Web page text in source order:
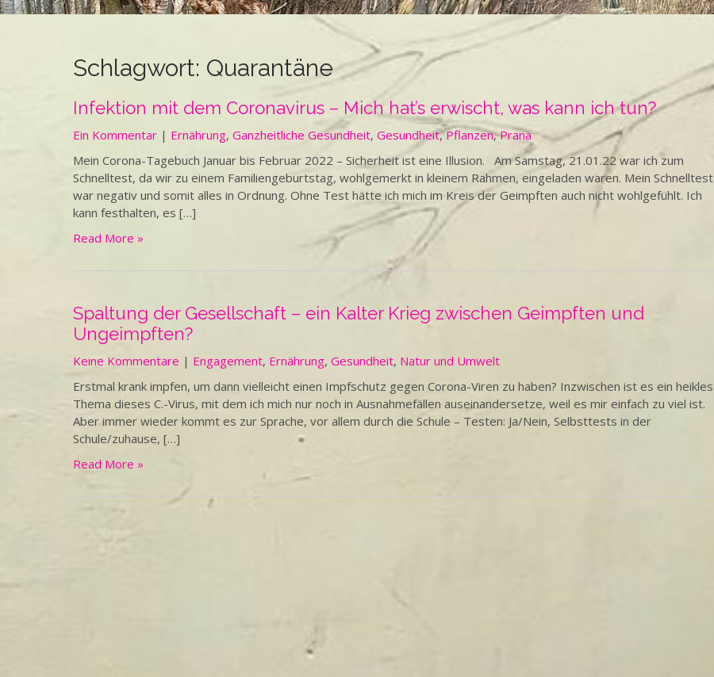
Schlagwort: Quarantäne
Infektion mit dem Coronavirus – Mich hat’s erwischt, was kann ich tun?
Ein Kommentar | Ernährung, Ganzheitliche Gesundheit, Gesundheit,Pflanzen,Prana
Mein Corona-Tagebuch Januar bis Februar 2022 – Sicherheit ist eine Illusion. Am Samstag, 21.01.22 war ich zum
Schnelltest, da wir zu einem Familiengeburtstag, wohlgemerkt in kleinem Rahmen, eingeladen waren. Mein Schnelltest
war negativ und somit alles in Ordnung. Ohne Test hätte ich mich im Kreis der Geimpften auch nicht wohlgefühlt. Ich
kann festhalten, es […]
Read More »
Spaltung der Gesellschaft – ein Kalter Krieg zwischen Geimpften und
Ungeimpften?
Keine Kommentare | Engagement, Ernährung, Gesundheit, Natur und Umwelt
Erstmal krank impfen, um dann vielleicht einen Impfschutz gegen Corona-Viren zu haben? Inzwischen ist es ein heikles
Thema dieses C.-Virus, mit dem ich mich nur noch in Ausnahmefällen auseinandersetze, weil es mir einfach zu viel ist.
Aber immer wieder kommt es zur Sprache, vor allem durch die Schule – Testen: Ja/Nein, Selbsttests in der
Schule/zuhause, […]
Read More »